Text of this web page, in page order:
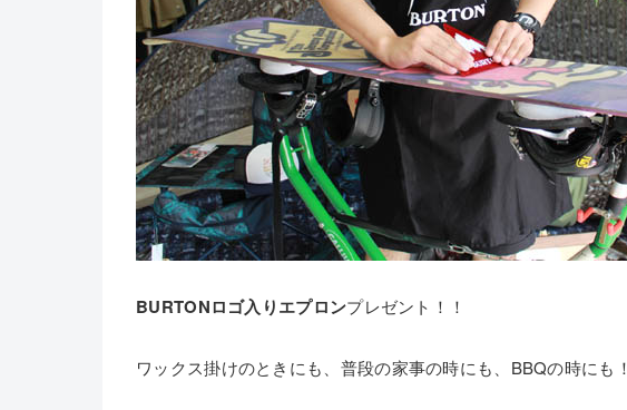
BURTONロゴ入りエプロンプレゼント！！
ワックス掛けのときにも、普段の家事の時にも、BBQの時にも！